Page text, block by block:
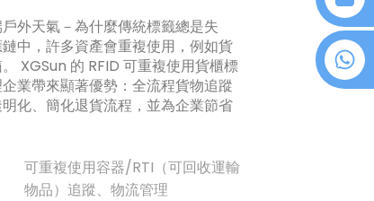
+86 18076372139
外天氣－為什麼傳統標籤總是失
中，許多資產會重複使用，例如貨
XGSun 的 RFID 可重複使用貨櫃標
業帶來顯著優勢：全流程貨物追蹤
化、簡化退貨流程，並為企業節省
可重複使用容器/RTI（可回收運輸
物品）追蹤、物流管理